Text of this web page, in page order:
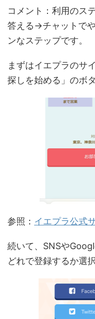
コメント：利用のス
答える→チャットで
ンなステップです。
まずはイエプラのサ
探しを始める」のボ
参照： イエプラ公式
続いて、SNSや
どれで登録するか選